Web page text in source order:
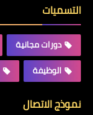
التسميات
دورات مجانية
الوظيفة
نموذج الاتصال